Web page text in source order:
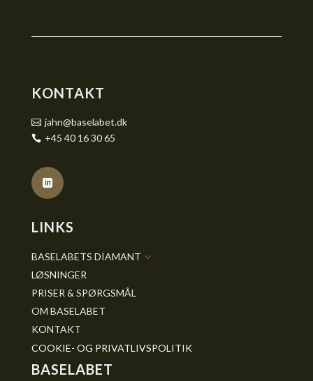
KONTAKT
 jahn@baselabet.dk
 +45 40 16 30 65

LINKS
BASELABETS DIAMANT 3
LØSNINGER
PRISER & SPØRGSMÅL
OM BASELABET
KONTAKT
COOKIE- OG PRIVATLIVSPOLITIK
BASELABET